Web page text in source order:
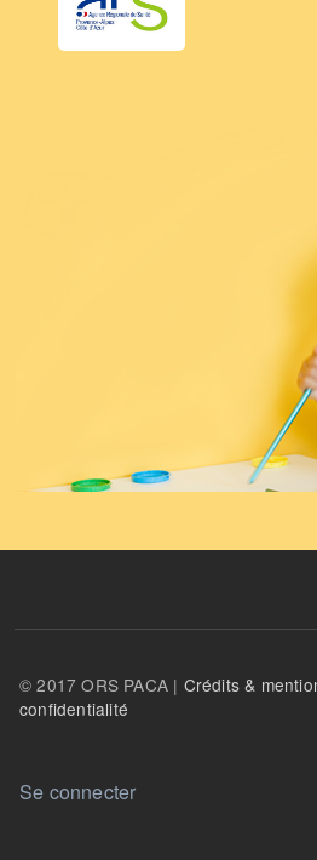
© 2017 ORS PACA | Crédits &
confidentialité
User account menu
Se connecter